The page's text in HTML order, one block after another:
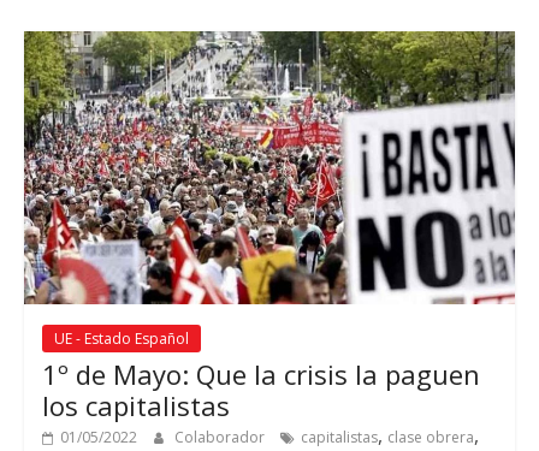
UE - Estado Español
1º de Mayo: Que la crisis la paguen
los capitalistas
01/05/2022 Colaborador capitalistas, clase obrera,